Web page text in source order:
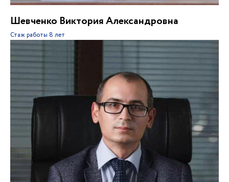
Шевченко Виктория Александровна
Стаж работы 8 лет